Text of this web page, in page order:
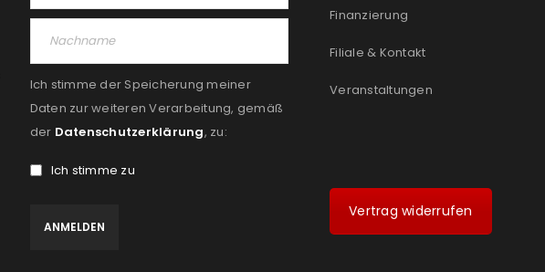
Ich stimme der Speicherung meiner
Daten zur weiteren Verarbeitung, gemäß
der Datenschutzerklärung, zu:
Ich stimme zu
Finanzierung
Filiale & Kontakt
Veranstaltungen
Vertrag widerrufen